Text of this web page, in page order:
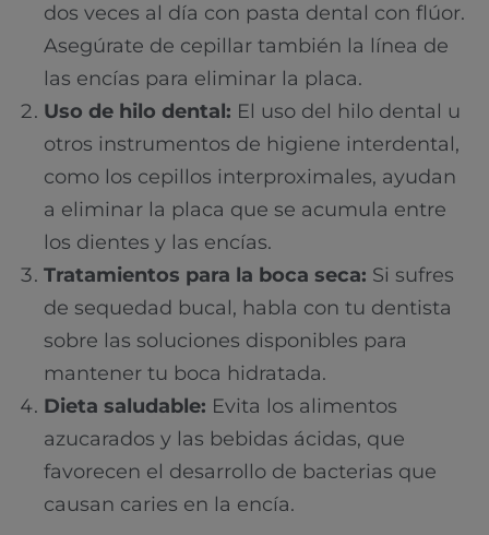
dos veces al día con pasta dental con flúor.
Asegúrate de cepillar también la línea de
las encías para eliminar la placa.
Uso de hilo dental: El uso del hilo dental u
otros instrumentos de higiene interdental,
como los cepillos interproximales, ayudan
a eliminar la placa que se acumula entre
los dientes y las encías.
Tratamientos para la boca seca: Si sufres
de sequedad bucal, habla con tu dentista
sobre las soluciones disponibles para
mantener tu boca hidratada.
Dieta saludable: Evita los alimentos
azucarados y las bebidas ácidas, que
favorecen el desarrollo de bacterias que
causan caries en la encía.